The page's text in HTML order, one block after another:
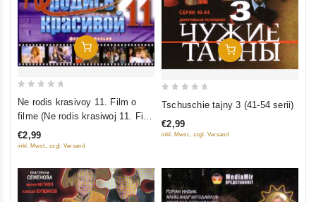
In Den Warenkorb
5
Ne rodis krasivoy 11. Film o
filme (Ne rodis krasiwoj 11. Film
o filme)
€2,99
inkl. Mwst., zzgl. Versand
In Den Warenkorb
of
Tschuschie tajny 3 (41-54 serii)
€2,99
inkl. Mwst., zzgl. Versand